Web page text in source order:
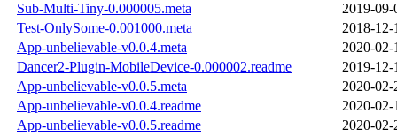
Sub-Multi-Tiny-0.000005.meta
2019-09-
Test-OnlySome-0.001000.meta
2018-12-
App-unbelievable-v0.0.4.meta
2020-02-
Dancer2-Plugin-MobileDevice-0.000002.readme
2019-12-
App-unbelievable-v0.0.5.meta
2020-02-
App-unbelievable-v0.0.4.readme
2020-02-
App-unbelievable-v0.0.5.readme
2020-02-